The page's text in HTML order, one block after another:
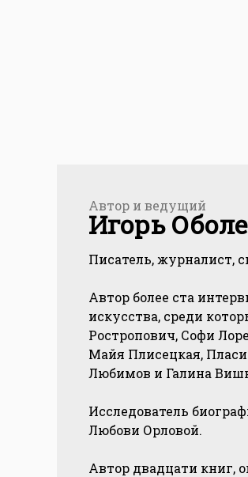
Автор и ведущий
Игорь
Писатель, журналист,
Автор более ста
искусства, среди
Ростропович, Софи
Майя Плисецкая,
Любимов и Галина
Исследователь
Любови Орловой.
Автор двадцати книг,